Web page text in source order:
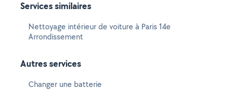
Services similaires
Nettoyage intérieur de voiture à Paris 14e
Arrondissement
Autres services
Changer une batterie